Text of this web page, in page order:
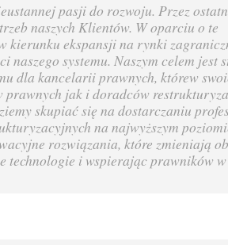
pasji do rozwoju. Przez
naszych Klientów. W oparciu o te
kierunku ekspansji na rynki
systemu. Naszym celem jest
dla kancelarii prawnych, którew
prawnych jak i doradców
skupiać się na dostarczaniu
na najwyższym
rozwiązania, które zmieniają
technologie i wspierając prawników w